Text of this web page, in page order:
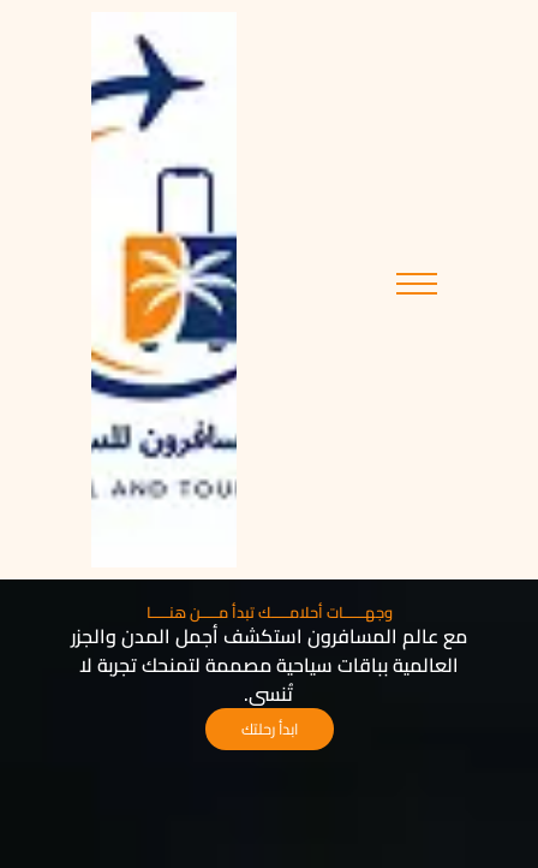
وجهــــــات أحلامـــــك تبدأ مـــــن هنـــــا
مع عالم المسافرون استكشف أجمل المدن والجزر
العالمية بباقات سياحية مصممة لتمنحك تجربة لا
تُنسى.
ابدأ رحلتك